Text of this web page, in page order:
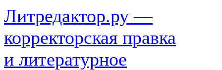
Литредактор.ру —
корректорская правка
и литературное